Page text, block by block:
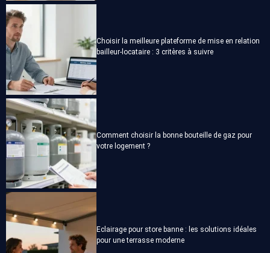
Choisir la meilleure plateforme de mise en relation
bailleur-locataire : 3 critères à suivre
Comment choisir la bonne bouteille de gaz pour
votre logement ?
Eclairage pour store banne : les solutions idéales
pour une terrasse moderne